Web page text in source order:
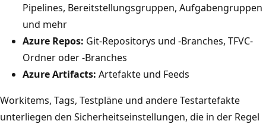
Pipelines, Bereitstellungsgruppen, Aufgabengruppen
und mehr
Azure Repos: Git-Repositorys und -Branches, TFVC-
Ordner oder -Branches
Azure Artifacts: Artefakte und Feeds
Workitems, Tags, Testpläne und andere Testartefakte
unterliegen den Sicherheitseinstellungen, die in der Regel